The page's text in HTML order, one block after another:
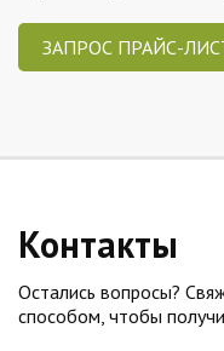
ЗАПРОС ПРАЙС-
Контакты
Остались вопросы?
способом, чтобы